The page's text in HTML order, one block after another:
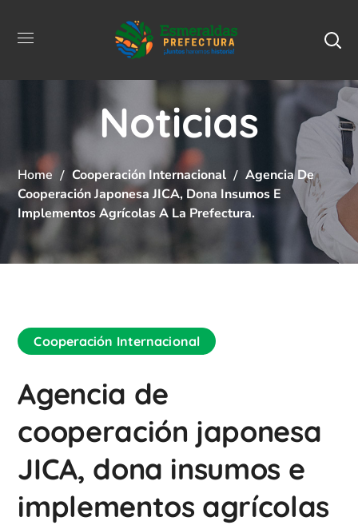
Noticias
Home Cooperación Internacional
Agencia De
Cooperación Japonesa JICA, Dona Insumos E
Implementos Agrícolas A La Prefectura.
Cooperación Internacional
Agencia de
cooperación japonesa
JICA, dona insumos e
implementos agrícolas